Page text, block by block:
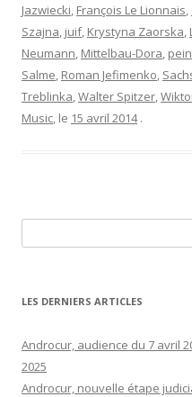
Jazwiecki, François Le Lionnais,
Szajna, juif, Krystyna Zaorska,
Neumann, Mittelbau-Dora,
Salme, Roman Jefimenko,
Treblinka,Walter Spitzer,
Music, le 15 avril 2014 .
LES DERNIERS ARTICLES
Androcur, audience du 7 avril
2025
Androcur, nouvelle étape